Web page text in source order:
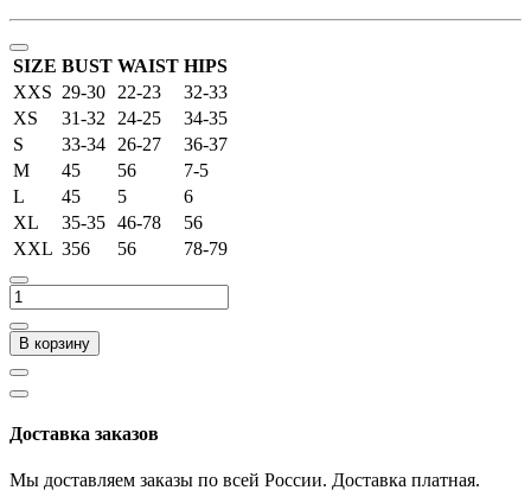
SIZE BUST WAIST HIPS
XXS 29-30 22-23
32-33
XS
31-32 24-25
34-35
S
33-34 26-27
36-37
M
45 56
7-5
L
45 5
6
XL
35-35 46-78
56
XXL 356 56 78-79
В корзину
Доставка заказов
Мы доставляем заказы по всей России. Доставка платная.